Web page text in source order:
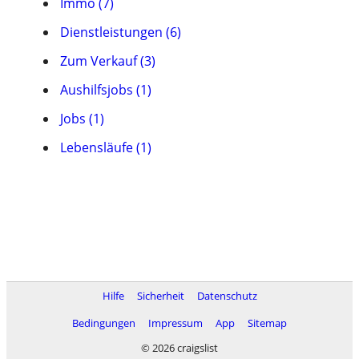
Dienstleistungen (6)
Zum Verkauf (3)
Aushilfsjobs (1)
Jobs (1)
Lebensläufe (1)
Hilfe Sicherheit
Datenschutz
Bedingungen
Impressum App
Sitemap
© 2026 craigslist